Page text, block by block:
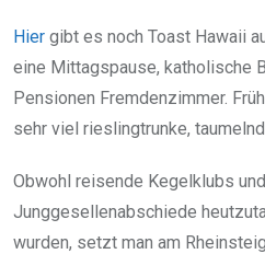
Hier gibt es noch Toast Hawaii
eine Mittagspause, katholische
Pensionen Fremdenzimmer.
sehr viel rieslingtrunke,
Obwohl reisende Kegelklubs
Junggesellenabschiede
wurden, setzt man am